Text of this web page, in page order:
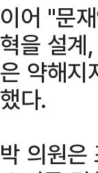
이어 "문
혁을 설계
은 약해지
했다.
박 의원